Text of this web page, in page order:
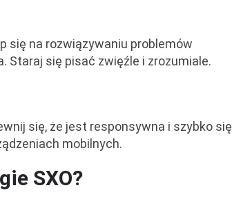
się na rozwiązywaniu problemów
Staraj się pisać zwięźle i zrozumiale.
się, że jest responsywna i szybko się
mobilnych.
SXO?